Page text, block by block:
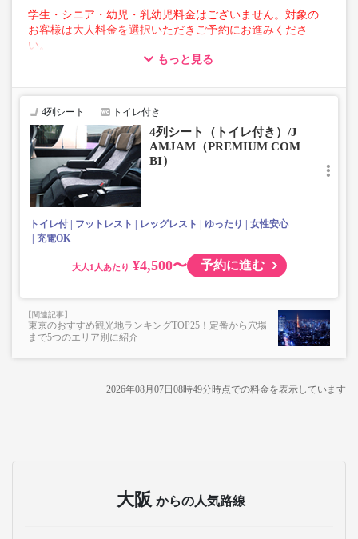
学生・シニア・幼児・乳幼児料金はございません。対象の
お客様は大人料金を選択いただきご予約にお進みくださ
い。
■トランクにてお預かりできる荷物
・3辺合計160cm以内、かつ10kg以下のものをおひとり様1
■お預かりできない荷物（貴重品以外は車内持ち込みも不
可）
楽器・自転車（折りたたみ含む）・ボード等の大きな荷
物、壊れ物、危険物、貴重品、ペット、
上記「トランクにてお預かりできる荷物」の条件を満たさ
もっと見る
4列シート トイレ付き
4列シート（トイレ付き）/J
AMJAM（PREMIUM COM
BI）
トイレ付 フットレスト レッグレスト ゆったり
女性安心
充電OK
大人 ¥4,500〜 予約に進む
東京のおすすめ観光地ランキングTOP25！定番から穴場
まで5つのエリア別に紹介
2026年08月07日08時49分時点での料金を表示しています
大阪 からの人気路線